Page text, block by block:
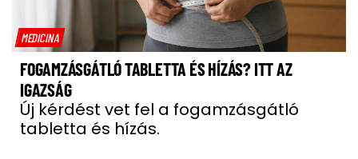
MEDICINA
FOGAMZÁSGÁTLÓ TABLETTA ÉS HÍZÁS? ITT AZ
IGAZSÁG
Új kérdést vet fel a fogamzásgátló
tabletta és hízás.